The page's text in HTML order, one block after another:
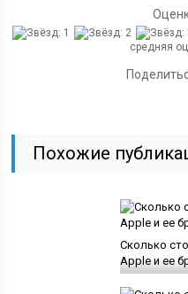
средняя
Похожие
Сколько
Apple и ее